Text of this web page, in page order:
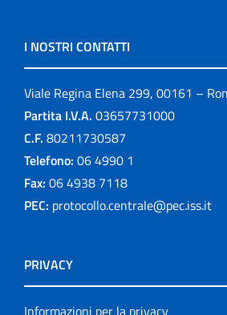
I NOSTRI CONTATTI
Viale Regina Elena 299, 00161 –
Partita I.V.A. 03657731000
C.F. 80211730587
Telefono: 06 4990 1
Fax: 06 4938 7118
PEC: protocollo.centrale@pec.iss.it
PRIVACY
Informazioni per la privacy